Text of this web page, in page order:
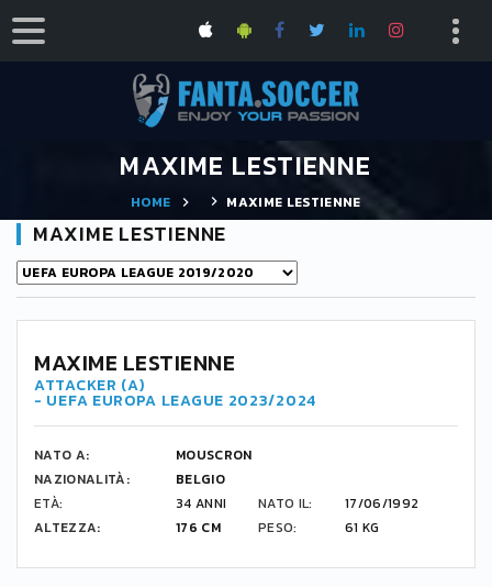
MAXIME LESTIENNE
HOME MAXIME LESTIENNE
MAXIME LESTIENNE
MAXIME LESTIENNE
ATTACKER (A)
- UEFA EUROPA LEAGUE 2023/2024
NATO A:
MOUSCRON
NAZIONALITÀ:
BELGIO
ETÀ:
34 ANNI NATO IL:
17/06/1992
ALTEZZA:
176 CM PESO: 61 KG